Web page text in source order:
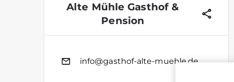
Alte Mühle Gasthof &
Pension
info@gasthof-alte-muehle.de